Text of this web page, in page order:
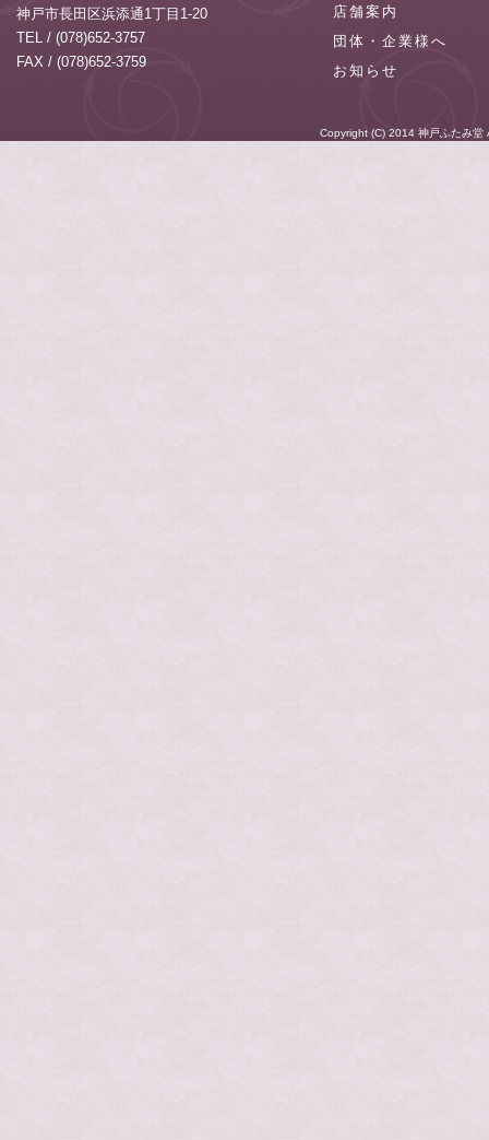
神戸市長田区浜添通1丁目1-20
TEL / (078)652-3757
FAX / (078)652-3759
店舗案内
団体・企業様へ
お知らせ
Copyright (C) 2014神戸ふたみ堂